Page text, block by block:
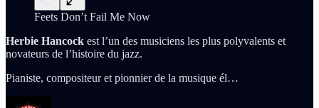
Feets Don’t Fail Me Now
Herbie Hancock est l’un des musiciens les plus polyvalents et
novateurs de l’histoire du jazz.
Pianiste, compositeur et pionnier de la musique él…